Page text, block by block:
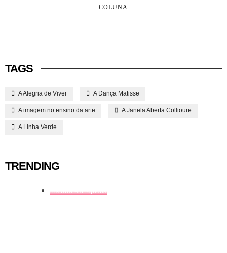
COLUNA
TAGS
A Alegria de Viver A Dança Matisse
A imagem no ensino da arte A Janela Aberta Collioure
A Linha Verde
TRENDING
história em tópicos